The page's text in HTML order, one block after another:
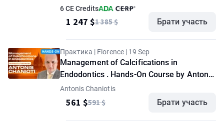
6 CE Credits
1 247 $1 385 $ Брати участь
Практика | Florence | 19 Sep
Management of Calcifications in
Endodontics . Hands-On Course by Antonis
Chaniotis
Antonis Chaniotis
561 $591 $ Брати участь